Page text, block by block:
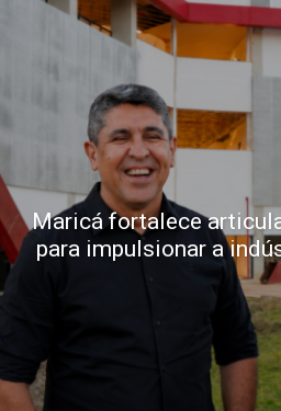
Maricá fortalece
para impulsionar a